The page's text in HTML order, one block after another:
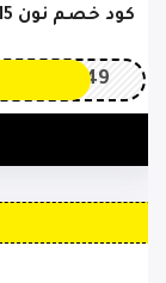
كود خصم نون 15 % تخفيض صالح على جميع المنتجات
OP149